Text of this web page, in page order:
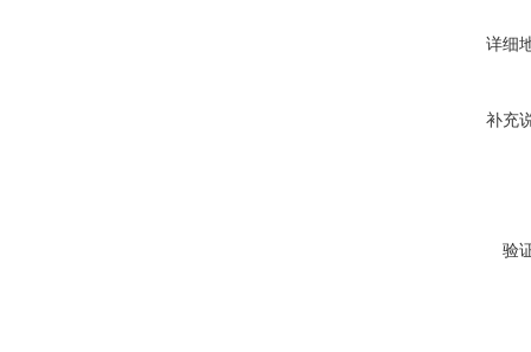
详细
补充
验